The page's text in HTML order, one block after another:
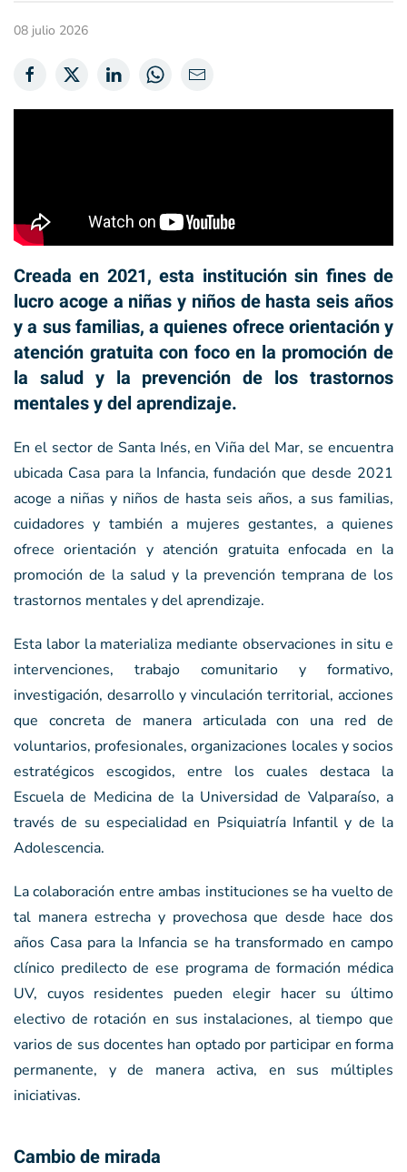
08 julio 2026
Creada en 2021, esta institución sin fines de
lucro acoge a niñas y niños de hasta seis años
y a sus familias, a quienes ofrece orientación y
atención gratuita con foco en la promoción de
la salud y la prevención de los trastornos
mentales y del aprendizaje.
En el sector de Santa Inés, en Viña del Mar, se encuentra
ubicada Casa para la Infancia, fundación que desde 2021
acoge a niñas y niños de hasta seis años, a sus familias,
cuidadores y también a mujeres gestantes, a quienes
ofrece orientación y atención gratuita enfocada en la
promoción de la salud y la prevención temprana de los
trastornos mentales y del aprendizaje.
Esta labor la materializa mediante observaciones in situ e
intervenciones, trabajo comunitario y formativo,
investigación, desarrollo y vinculación territorial, acciones
que concreta de manera articulada con una red de
voluntarios, profesionales, organizaciones locales y socios
estratégicos escogidos, entre los cuales destaca la
Escuela de Medicina de la Universidad de Valparaíso, a
través de su especialidad en Psiquiatría Infantil y de la
Adolescencia.
La colaboración entre ambas instituciones se ha vuelto de
tal manera estrecha y provechosa que desde hace dos
años Casa para la Infancia se ha transformado en campo
clínico predilecto de ese programa de formación médica
UV, cuyos residentes pueden elegir hacer su último
electivo de rotación en sus instalaciones, al tiempo que
varios de sus docentes han optado por participar en forma
permanente, y de manera activa, en sus múltiples
iniciativas.
Cambio de mirada